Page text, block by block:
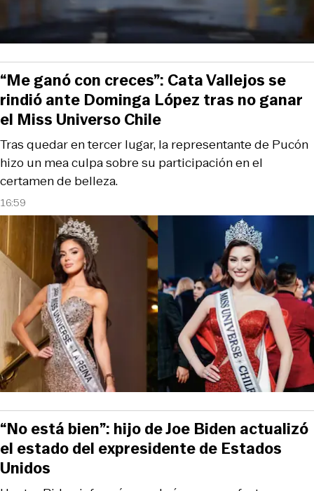
16:59
Tras quedar en tercer lugar, la representante de Pucón
hizo un mea culpa sobre su participación en el
certamen de belleza.
“Me ganó con creces”: Cata Vallejos se
rindió ante Dominga López tras no ganar
el Miss Universo Chile
“No está bien”: hijo de Joe Biden actualizó
el estado del expresidente de Estados
Unidos